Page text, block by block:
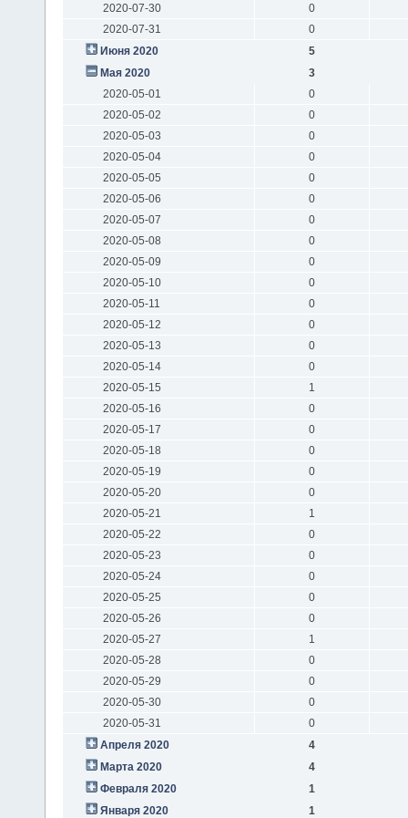
2020-07-30
0
2020-07-31
0
Июня 2020
5
Мая 2020
3
2020-05-01
0
2020-05-02
0
2020-05-03
0
2020-05-04
0
2020-05-05
0
2020-05-06
0
2020-05-07
0
2020-05-08
0
2020-05-09
0
2020-05-10
0
2020-05-11
0
2020-05-12
0
2020-05-13
0
2020-05-14
0
2020-05-15
1
2020-05-16
0
2020-05-17
0
2020-05-18
0
2020-05-19
0
2020-05-20
0
2020-05-21
1
2020-05-22
0
2020-05-23
0
2020-05-24
0
2020-05-25
0
2020-05-26
0
2020-05-27
1
2020-05-28
0
2020-05-29
0
2020-05-30
0
2020-05-31
0
Апреля 2020
4
Марта 2020
4
Февраля 2020
1
Января 2020
1